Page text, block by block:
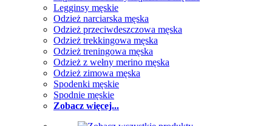
Legginsy męskie
Odzież narciarska męska
Odzież przeciwdeszczowa męska
Odzież trekkingowa męska
Odzież treningowa męska
Odzież z wełny merino męska
Odzież zimowa męska
Spodenki męskie
Spodnie męskie
Zobacz więcej...